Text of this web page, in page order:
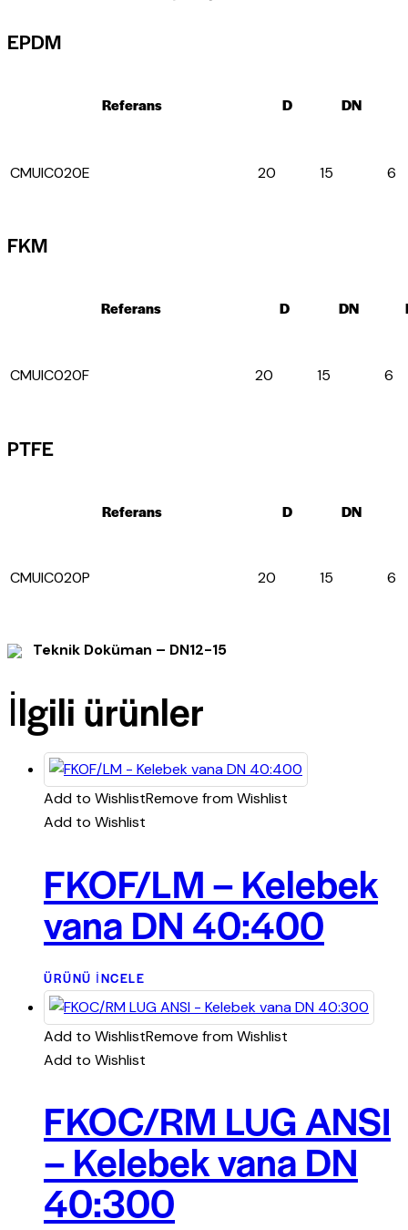
EPDM
Referans D DN
CMUIC020E 20 15 6
FKM
Referans D DN
CMUIC020F 20 15 6
PTFE
Referans D DN
CMUIC020P 20 15 6
Teknik Doküman – DN12-15
İlgili ürünler
Add to WishlistRemove from Wishlist
Add to Wishlist
FKOF/LM – Kelebek
vana DN 40:400
ÜRÜNÜ İNCELE
Add to WishlistRemove from Wishlist
Add to Wishlist
FKOC/RM LUG ANSI
– Kelebek vana DN
40:300